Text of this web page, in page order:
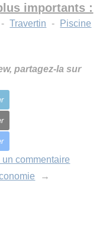
importants :
- Travertin -
Piscine
partagez-la sur
un commentaire
→